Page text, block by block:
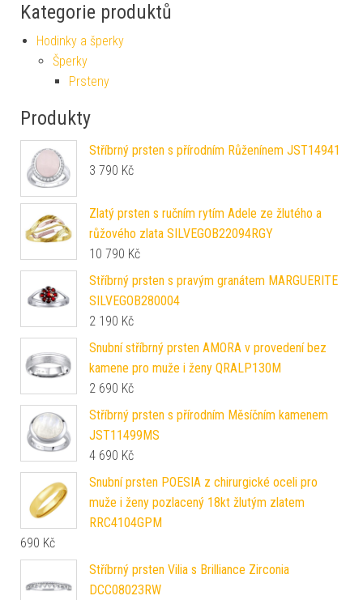
Kategorie produktů
Hodinky a šperky
Šperky
Prsteny
Produkty
Stříbrný prsten s přírodním Růženínem JST14941
3 790 Kč
Zlatý prsten s ručním rytím Adele ze žlutého a
růžového zlata SILVEGOB22094RGY
10 790 Kč
Stříbrný prsten s pravým granátem MARGUERITE
SILVEGOB280004
2 190 Kč
Snubní stříbrný prsten AMORA v provedení bez
kamene pro muže i ženy QRALP130M
2 690 Kč
Stříbrný prsten s přírodním Měsíčním kamenem
JST11499MS
4 690 Kč
Snubní prsten POESIA z chirurgické oceli pro
muže i ženy pozlacený 18kt žlutým zlatem
RRC4104GPM
690 Kč
Stříbrný prsten Vilia s Brilliance Zirconia
DCC08023RW